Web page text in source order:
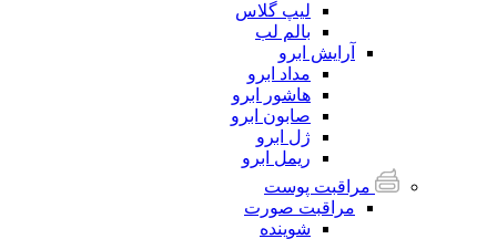
لیپ گلاس
بالم لب
آرایش ابرو
مداد ابرو
هاشور ابرو
صابون ابرو
ژل ابرو
ریمل ابرو
مراقبت پوست
مراقبت صورت
شوینده